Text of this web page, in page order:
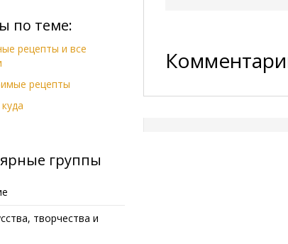
по теме:
рецепты и все
рецепты
группы
творчества и